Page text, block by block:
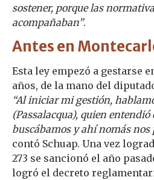
sostener, porque las
acompañaban”.
Antes en
Esta ley empezó a gestarse
años, de la mano del
“Al iniciar mi gestión,
(Passalacqua), quien
buscábamos y ahí nomás
contó Schuap. Una vez
273 se sancionó el año
logró el decreto